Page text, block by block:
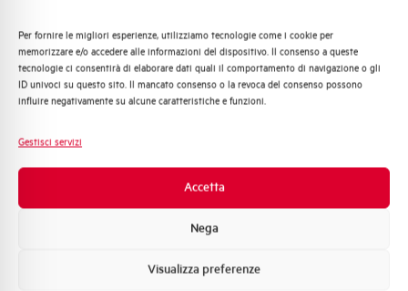
Per fornire le migliori esperienze, utilizziamo tecnologie come i cookie per
memorizzare e/o accedere alle informazioni del dispositivo. Il consenso a queste
tecnologie ci consentirà di elaborare dati quali il comportamento di navigazione o gli
ID univoci su questo sito. Il mancato consenso o la revoca del consenso possono
influire negativamente su alcune caratteristiche e funzioni.
Gestisci servizi
Accetta
Nega
Visualizza preferenze
(%Icu)
Capacità dei terminali 1…35 mm²
secondo EN 60947-2
Quali argomenti ti interessano di più?
Distribuzione di Energia
Automazione Industriale
Sistema Quadri
Promozioni e offerte
Formazione tecnica
Voglio ricevere aggiornamenti, novità di